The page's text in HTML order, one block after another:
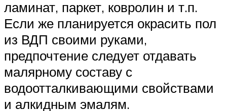
ламинат, паркет, ковролин и т.п.
Если же планируется окрасить пол
из ВДП своими руками,
предпочтение следует отдавать
малярному составу с
водоотталкивающими свойствами
и алкидным эмалям.